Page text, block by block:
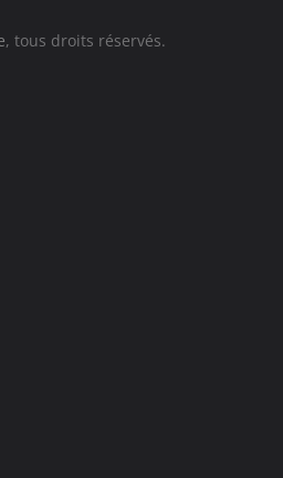
, tous droits réservés.